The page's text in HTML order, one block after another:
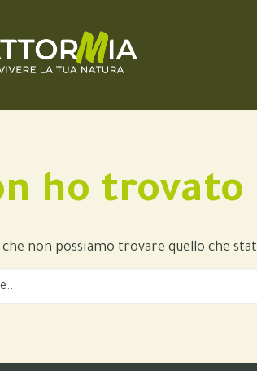
ho trovato
non possiamo trovare quello che